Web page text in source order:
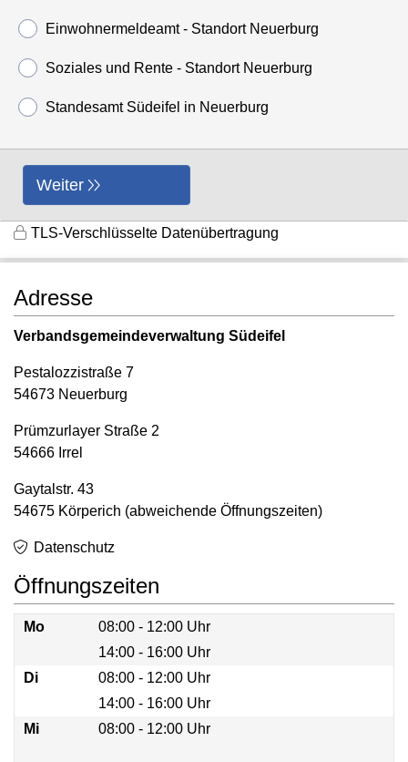
Einwohnermeldeamt - Standort Neuerburg
Soziales und Rente - Standort Neuerburg
Standesamt Südeifel in Neuerburg
Weiter
TLS-Verschlüsselte Datenübertragung
Adresse
Verbandsgemeindeverwaltung Südeifel
Pestalozzistraße 7
54673 Neuerburg
Prümzurlayer Straße 2
54666 Irrel
Gaytalstr. 43
54675 Körperich (abweichende Öffnungszeiten)
Datenschutz
Öffnungszeiten
Mo 08:00 - 12:00 Uhr
14:00 - 16:00 Uhr
Di
08:00 - 12:00 Uhr
14:00 - 16:00 Uhr
Mi
08:00 - 12:00 Uhr